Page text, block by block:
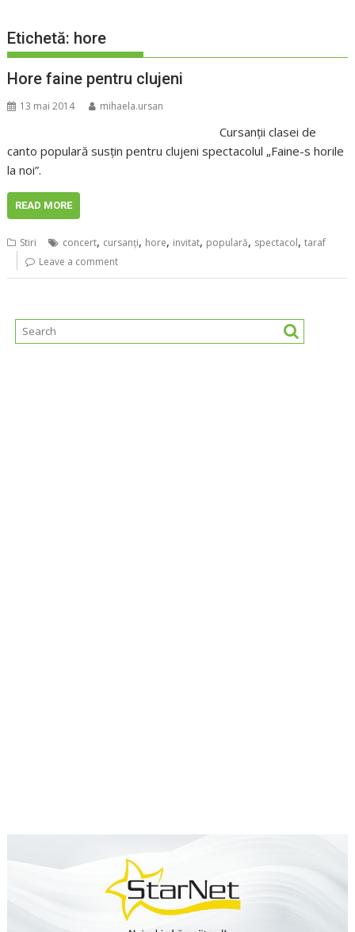
Etichetă: hore
Hore faine pentru clujeni
13 mai 2014 mihaela.ursan
Cursanţii clasei de
canto populară susţin pentru clujeni spectacolul „Faine-s horile
la noi”.
READ MORE
Stiri concert, cursanţi, hore, invitat, populară, spectacol,taraf
Leave a comment